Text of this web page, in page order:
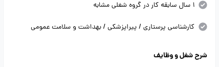
1 سال سابقه کار در گروه شغلی مشابه
کارشناسی پرستاری / پیراپزشکی / بهداشت و سلامت عمومی
شرح شغل و وظایف